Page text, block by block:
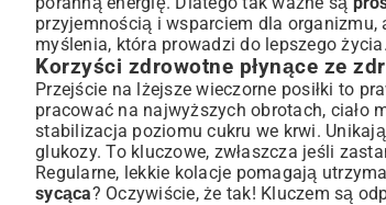
Wybór odpowiednich składników do szybkiej
Szybkość przygotowania bez utraty wartości
Szybkie i smaczne fit kolacje – inspiracje i
Sałatki, które pokochasz: świeżość i lekkość
Warzywa w roli głównej: Przepisy pełne smaku
Ryby i owoce morza: Lekkie i wartościowe
Kolacje z kaszą i nasionami: Sytość i zdrowie
Praktyczne porady i triki dla zdrowej kolacji
przyjemnością i wsparciem dla
myślenia, która prowadzi do lepszego
Korzyści zdrowotne płynące ze
Przejście na lżejsze wieczorne posiłki to
pracować na najwyższych obrotach, ciało
stabilizacja poziomu cukru we krwi.
glukozy. To kluczowe, zwłaszcza jeśli
Regularne, lekkie kolacje pomagają
sycąca? Oczywiście, że tak! Kluczem są